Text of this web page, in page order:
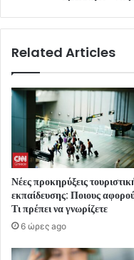
Related Articles
Νέες προκηρύξεις
εκπαίδευσης: Ποιους
Τι πρέπει να γνωρίζετε
6 ώρες ago